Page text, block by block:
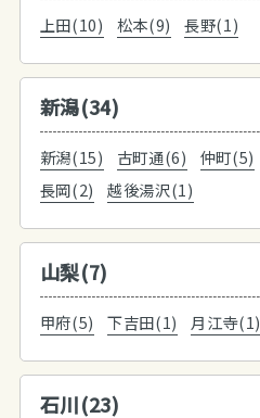
上田(10) 松本(9) 長野(1)
新潟(34)
新潟(15) 古町通(6) 仲町(5)
長岡(2)
越後湯沢(1)
山梨(7)
甲府(5) 下吉田(1) 月江寺(1)
石川(23)